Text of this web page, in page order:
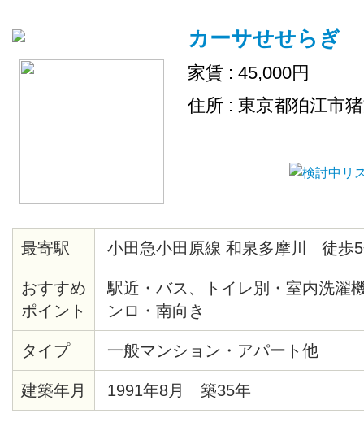
カーサせせらぎ
家賃 : 45,000円
住所 : 東京都狛江市
最寄駅 小田急小田原線 和泉多摩川 徒歩
おすすめ
ポイント
駅近・バス、トイレ別・室内洗濯
ンロ・南向き
タイプ 一般マンション・アパート他
建築年月 1991年8月 築35年